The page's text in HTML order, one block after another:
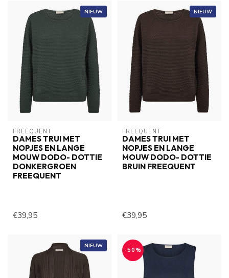
NIEUW
FREEQUENT
DAMES TRUI MET
NOPJES EN LANGE
MOUW DODO- DOTTIE
DONKERGROEN
FREEQUENT
€39,95
NIEUW
FREEQUENT
DAMES TRUI MET
NOPJES EN LANGE
MOUW DODO- DOTTIE
BRUIN FREEQUENT
€39,95
NIEUW
-50%